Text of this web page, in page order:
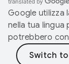
Google utilizza
nella tua lingua
potrebbero